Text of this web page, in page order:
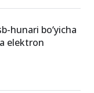
hunari bo‘yicha
elektron